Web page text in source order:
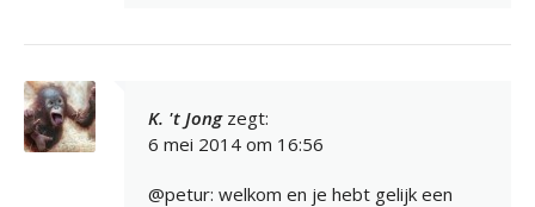
K. 't Jong zegt:
6 mei 2014 om 16:56
@petur: welkom en je hebt gelijk een